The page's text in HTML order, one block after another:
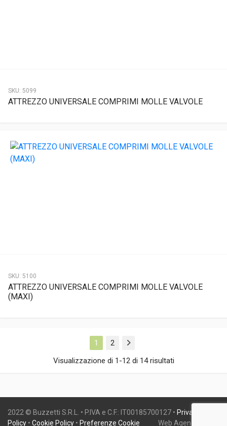
SKU: 5099
ATTREZZO UNIVERSALE COMPRIMI MOLLE VALVOLE
SKU: 5100
ATTREZZO UNIVERSALE COMPRIMI MOLLE VALVOLE
(MAXI)
1 2
Next
Visualizzazione di 1-12 di 14 risultati
2022 © Buzzetti S.R.L. • P.IVA e C.F.: IT00185700127 • Privacy
Policy • Cookie Policy • Preferenze Cookie Web Agency: